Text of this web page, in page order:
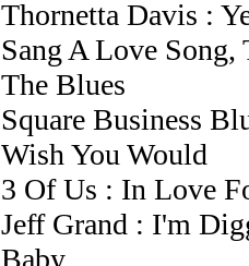
Thornetta Davis :
Sang A Love Song,
The Blues
Square Business
Wish You Would
3 Of Us : In Love
Jeff Grand : I'm
Baby